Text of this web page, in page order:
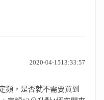
2020-04-1513:33:57
頻，是否就不需要買到